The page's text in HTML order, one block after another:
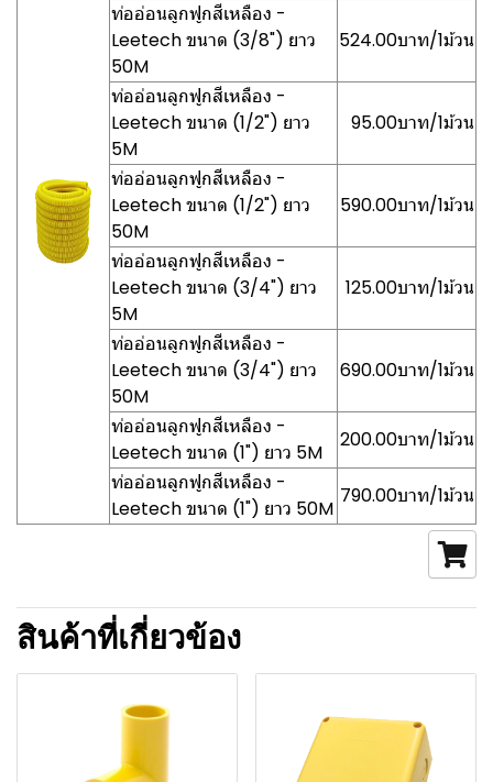
ท่ออ่อนลูกฟูกสีเหลือง -
Leetech ขนาด (3/8") ยาว
50M
524.00บาท/1ม้วน
ท่ออ่อนลูกฟูกสีเหลือง -
Leetech ขนาด (1/2") ยาว
5M
95.00บาท/1ม้วน
ท่ออ่อนลูกฟูกสีเหลือง -
Leetech ขนาด (1/2") ยาว
50M
590.00บาท/1ม้วน
ท่ออ่อนลูกฟูกสีเหลือง -
Leetech ขนาด (3/4") ยาว
5M
125.00บาท/1ม้วน
ท่ออ่อนลูกฟูกสีเหลือง -
Leetech ขนาด (3/4") ยาว
50M
690.00บาท/1ม้วน
ท่ออ่อนลูกฟูกสีเหลือง -
Leetech ขนาด (1") ยาว 5M
200.00บาท/1ม้วน
ท่ออ่อนลูกฟูกสีเหลือง -
Leetech ขนาด (1") ยาว 50M
790.00บาท/1ม้วน
สินค้าที่เกี่ยวข้อง